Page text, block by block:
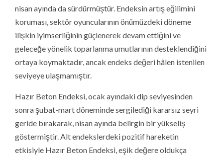
nisan ayında da sürdürmüştür. Endeksin artış eğilimini
koruması, sektör oyuncularının önümüzdeki döneme
ilişkin iyimserliğinin güçlenerek devam ettiğini ve
geleceğe yönelik toparlanma umutlarının desteklendiğini
ortaya koymaktadır, ancak endeks değeri hâlen istenilen
seviyeye ulaşmamıştır.
Hazır Beton Endeksi, ocak ayındaki dip seviyesinden
sonra şubat-mart döneminde sergilediği kararsız seyri
geride bırakarak, nisan ayında belirgin bir yükseliş
göstermiştir. Alt endekslerdeki pozitif hareketin
etkisiyle Hazır Beton Endeksi, eşik değere oldukça